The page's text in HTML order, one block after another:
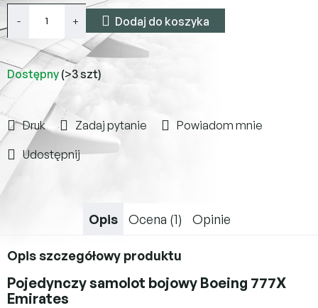
Dostępny (>3 szt)
Dodaj do koszyka
Druk Zadaj pytanie Powiadom mnie
Udostępnij
Opis Ocena (1) Opinie
Opis szczegółowy produktu
Pojedynczy samolot bojowy Boeing 777X
Emirates